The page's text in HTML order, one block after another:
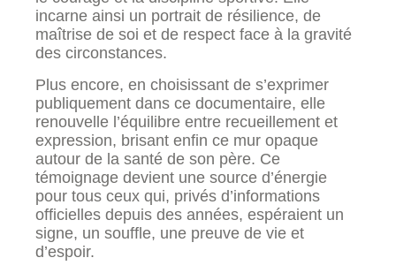
incarne ainsi un portrait de résilience, de
maîtrise de soi et de respect face à la gravité
des circonstances.
Plus encore, en choisissant de s’exprimer
publiquement dans ce documentaire, elle
renouvelle l’équilibre entre recueillement et
expression, brisant enfin ce mur opaque
autour de la santé de son père. Ce
témoignage devient une source d’énergie
pour tous ceux qui, privés d’informations
officielles depuis des années, espéraient un
signe, un souffle, une preuve de vie et
d’espoir.